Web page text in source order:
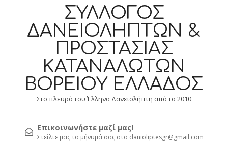
ΣΎΛΛΟΓΟΣ
ΔΑΝΕΙΟΛΗΠΤΏΝ &
ΠΡΟΣΤΑΣΊΑΣ
ΚΑΤΑΝΑΛΩΤΏΝ
ΒΟΡΕΊΟΥ ΕΛΛΆΔΟΣ
Στο πλευρό του Έλληνα Δανειολήπτη από το 2010
Επικοινωνήστε μαζί μας!
Στείλτε μας το μήνυμά σας στο danioliptesgr@gmail.com